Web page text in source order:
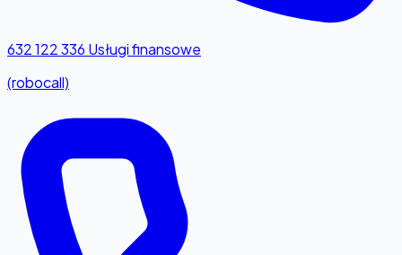
632 122 336 Usługi finansowe
(robocall)